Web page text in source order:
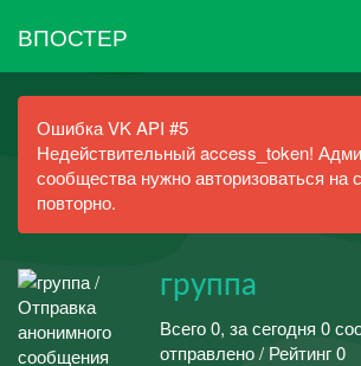
ВПОСТЕР
Ошибка VK API #5
Недействительный access_token!
сообщества нужно авторизоваться на
повторно.
группа
Всего 0, за сегодня 0
отправлено / Рейтинг 0